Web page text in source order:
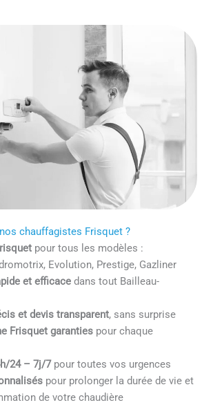
chauffagistes Frisquet ?
pour tous les modèles :
Evolution, Prestige, Gazliner
et efficacedans tout Bailleau-
et devis transparent, sans surprise
Frisquet garantiespour chaque
24 – 7j/7pour toutes vos urgences
pour prolonger la durée de vie et
de votre chaudière